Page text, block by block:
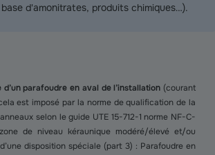
d'amonitrates, produits chimiques…).
d’un parafoudre en aval de l’installation (courant
est imposé par la norme de qualification de la
selon le guide UTE 15-712-1 norme NF-C-
de niveau kéraunique modéré/élevé et/ou
disposition spéciale (part 3) : Parafoudre en